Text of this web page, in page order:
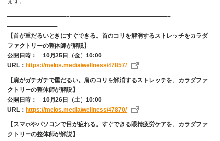
ます。
——————————–————————–————————–
————————–
【首が重だるいときにすぐできる。首のコリを解消するストレッチをカラダ
ファクトリーの整体師が解説】
公開日時： 10月25日（金）10:00
URL： https://melos.media/wellness/47857/
【肩がガチガチで重だるい。肩のコリを解消するストレッチを、カラダファ
クトリーの整体師が解説】
公開日時： 10月26日（土）10:00
URL： https://melos.media/wellness/47870/
【スマホやパソコンで目が疲れる。すぐできる眼精疲労ケアを、カラダファ
クトリーの整体師が解説】